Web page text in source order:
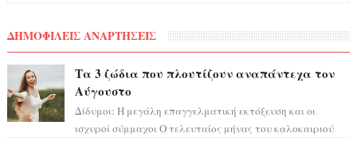
ΔΗΜΟΦΙΛΕΙΣ ΑΝΑΡΤΗΣΕΙΣ
Τα 3 ζώδια που πλουτίζουν αναπάντεχα τον
Αύγουστο
Δίδυμοι: Η μεγάλη επαγγελματική εκτόξευση και οι
ισχυροί σύμμαχοι Ο τελευταίος μήνας του καλοκαιριού